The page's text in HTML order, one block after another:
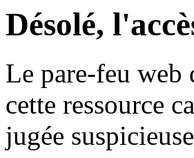
Désolé,
Le pare-feu web
cette ressource
jugée